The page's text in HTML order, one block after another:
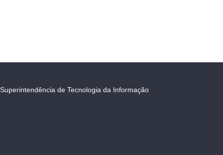
Superintendência de Tecnologia da Informação